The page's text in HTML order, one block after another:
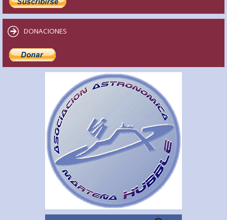
DONACIONES